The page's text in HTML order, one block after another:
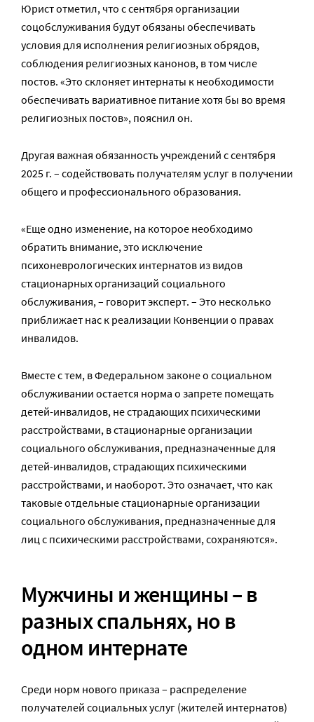
Юрист отметил, что с сентября организации
соцобслуживания будут обязаны обеспечивать
условия для исполнения религиозных обрядов,
соблюдения религиозных канонов, в том числе
постов. «Это склоняет интернаты к необходимости
обеспечивать вариативное питание хотя бы во время
религиозных постов», пояснил он.
Другая важная обязанность учреждений с сентября
2025 г. – содействовать получателям услуг в получении
общего и профессионального образования.
«Еще одно изменение, на которое необходимо
обратить внимание, это исключение
психоневрологических интернатов из видов
стационарных организаций социального
обслуживания, – говорит эксперт. – Это несколько
приближает нас к реализации Конвенции о правах
инвалидов.
Вместе с тем, в Федеральном законе о социальном
обслуживании остается норма о запрете помещать
детей-инвалидов, не страдающих психическими
расстройствами, в стационарные организации
социального обслуживания, предназначенные для
детей-инвалидов, страдающих психическими
расстройствами, и наоборот. Это означает, что как
таковые отдельные стационарные организации
социального обслуживания, предназначенные для
лиц с психическими расстройствами, сохраняются».
Мужчины и женщины – в
разных спальнях, но в
одном интернате
Среди норм нового приказа – распределение
получателей социальных услуг (жителей интернатов)